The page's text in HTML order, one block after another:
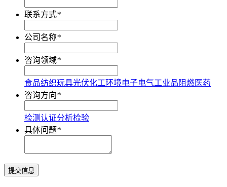
联系方式*
公司名称*
咨询领域*
食品纺织玩具光伏化工环境电子电气工业品 阻燃医药
咨询方向*
检测认证分析检验
具体问题*
提交信息